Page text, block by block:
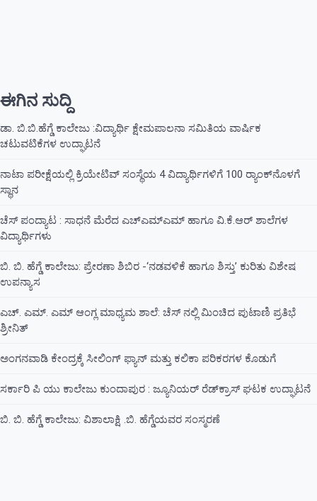
ಈಗಿನ ಸುದ್ದಿ
ಡಾ. ಬಿ.ಬಿ.ಹೆಗ್ಡೆ ಕಾಲೇಜು :ವಿದ್ಯಾರ್ಥಿ ಕ್ಷೇಮಪಾಲನಾ ಸಮಿತಿಯ ವಾರ್ಷಿಕ
ಚಟುವಟಿಕೆಗಳ ಉದ್ಘಾಟನೆ
ನಾಟಾ ಪರೀಕ್ಷೆಯಲ್ಲಿ ಕ್ರಿಯೇಟಿವ್ ಸಂಸ್ಥೆಯ 4 ವಿದ್ಯಾರ್ಥಿಗಳಿಗೆ 100 ರ‍್ಯಾಂಕ್‌ನೊಳಗೆ
ಸ್ಥಾನ
ಚೆಸ್ ಪಂದ್ಯಾಟ : ಸಾಧನೆ ಮೆರೆದ ಎಚ್ಎಮ್ಎಮ್ ಹಾಗೂ ವಿ.ಕೆ.ಆರ್ ಶಾಲೆಗಳ
ವಿದ್ಯಾರ್ಥಿಗಳು
ಬಿ. ಬಿ. ಹೆಗ್ಡೆ ಕಾಲೇಜು: ಪ್ರೇರಣಾ ಶಿಬಿರ -‘ನಡವಳಿಕೆ ಹಾಗೂ ಶಿಸ್ತು’ ಕುರಿತು ವಿಶೇಷ
ಉಪನ್ಯಾಸ
ಎಚ್. ಎಮ್. ಎಮ್ ಆಂಗ್ಲ ಮಾಧ್ಯಮ ಶಾಲೆ: ಚೆಸ್ ನಲ್ಲಿ ಮಿಂಚಿದ ಪುಟಾಣಿ ಪ್ರತಿಭೆ
ಶ್ರೀನಿತ್
ಅಂಗನವಾಡಿ ಕೇಂದ್ರಕ್ಕೆ ಸೀಲಿಂಗ್ ಫ್ಯಾನ್ ಮತ್ತು ಕಲಿಕಾ ಪರಿಕರಗಳ ಕೊಡುಗೆ
ಸರ್ಕಾರಿ ಪಿ ಯು ಕಾಲೇಜು ಕುಂದಾಪುರ : ಜ್ಯೂನಿಯರ್‌ ರೆಡ್‌ಕ್ರಾಸ್‌ ಘಟಕ ಉದ್ಘಾಟನೆ
ಬಿ. ಬಿ. ಹೆಗ್ಡೆ ಕಾಲೇಜು: ವಿಶಾಲಾಕ್ಷಿ .ಬಿ. ಹೆಗ್ಡೆಯವರ ಸಂಸ್ಮರಣೆ